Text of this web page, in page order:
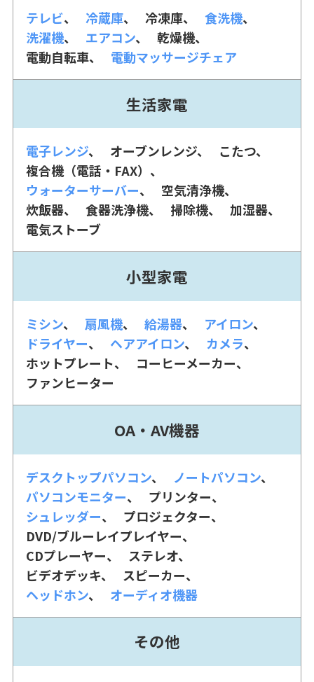
テレビ 冷蔵庫 冷凍庫
食洗機
洗濯機
エアコン
乾燥機
電動自転車
電動マッサージチェア
生活家電
電子レンジ オーブンレンジ
こたつ
複合機（電話・FAX）
ウォーターサーバー
空気清浄機
炊飯器
食器洗浄機 掃除機
加湿器
電気ストーブ
小型家電
ミシン 扇風機 給湯器
アイロン
ドライヤー
ヘアアイロン
カメラ
ホットプレート
コーヒーメーカー
ファンヒーター
OA・AV機器
デスクトップパソコン
ノートパソコン
パソコンモニター
プリンター
シュレッダー
プロジェクター
DVD/ブルーレイプレイヤー
CDプレーヤー
ステレオ
ビデオデッキ
スピーカー
ヘッドホン
オーディオ機器
その他